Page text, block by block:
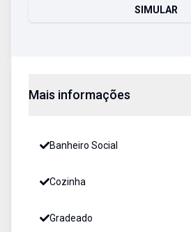
SIMULAR
Mais informações
Banheiro Social
Cozinha
Gradeado